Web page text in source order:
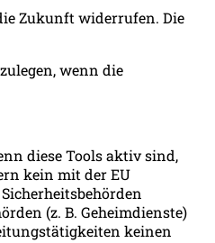
Zukunft widerrufen. Die
wenn die
diese Tools aktiv sind,
kein mit der EU
(z. B. Geheimdienste)
keinen